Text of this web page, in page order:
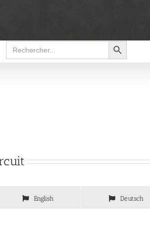
Search
for:
Search Button
English Deutsch